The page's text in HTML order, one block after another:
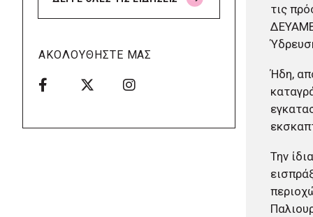
τις
Ήδη,
Την
στην πρωτοβάθμια υγεία με
Δήμος Παπάγου-Χολαργού:
Επαναλαμβανόμενοι
βανδαλισμοί στο δίκτυο
ΑΚΟΛΟΥΘΗΣΤΕ ΜΑΣ